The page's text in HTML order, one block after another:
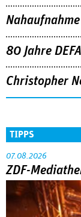
80 Jahre DEFA
Christopher
TIPPS
07.08.2026
ZDF-